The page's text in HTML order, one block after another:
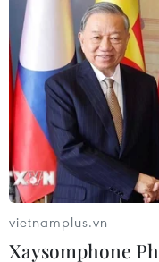
Theo dõi VietnamPlus
TIN CÙNG
vietnamplus.vn
Xaysomphone